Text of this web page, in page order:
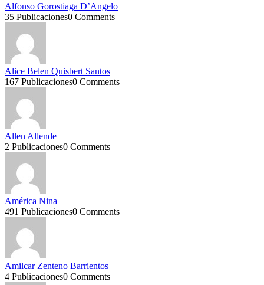
Alfonso Gorostiaga D’Angelo
35 Publicaciones0 Comments
Alice Belen Quisbert Santos
167 Publicaciones0 Comments
Allen Allende
2 Publicaciones0 Comments
América Nina
491 Publicaciones0 Comments
Amilcar Zenteno Barrientos
4 Publicaciones0 Comments